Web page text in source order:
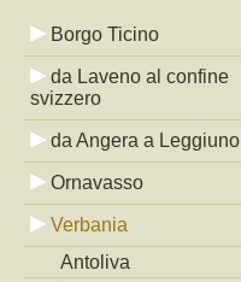
Borgo Ticino
da Laveno al confine
svizzero
da Angera a Leggiuno
Ornavasso
Verbania
Antoliva